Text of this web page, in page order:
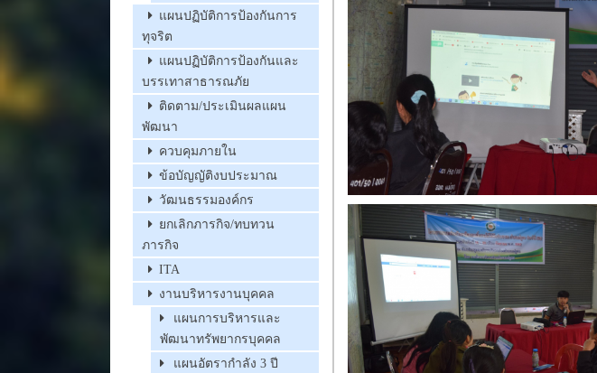
แผนปฏิบัติการป้องกันการ
ทุจริต
แผนปฏิบัติการป้องกันและ
บรรเทาสาธารณภัย
ติดตาม/ประเมินผลแผน
พัฒนา
ควบคุมภายใน
ข้อบัญญัติงบประมาณ
วัฒนธรรมองค์กร
ยกเลิกภารกิจ/ทบทวน
ภารกิจ
ITA
งานบริหารงานบุคคล
แผนการบริหารและ
พัฒนาทรัพยากรบุคคล
แผนอัตรากำลัง 3 ปี